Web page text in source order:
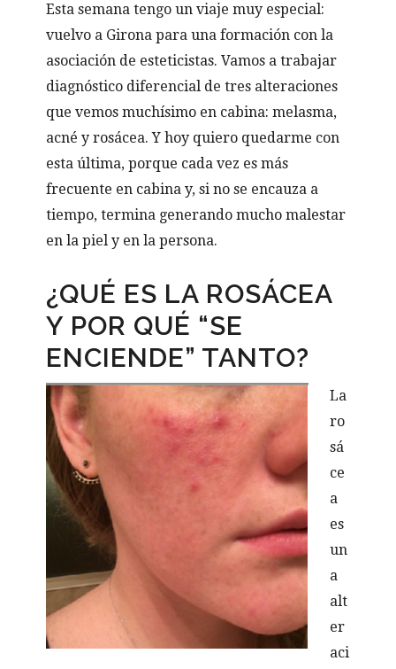
Esta semana tengo un viaje muy especial:
vuelvo a Girona para una formación con la
asociación de esteticistas. Vamos a trabajar
diagnóstico diferencial de tres alteraciones
que vemos muchísimo en cabina: melasma,
acné y rosácea. Y hoy quiero quedarme con
esta última, porque cada vez es más
frecuente en cabina y, si no se encauza a
tiempo, termina generando mucho malestar
en la piel y en la persona.
¿QUÉ ES LA ROSÁCEA
Y POR QUÉ “SE
ENCIENDE” TANTO?
La
ro
sá
ce
a
es
un
a
alt
er
aci